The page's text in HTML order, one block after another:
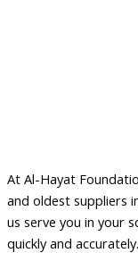
At Al-Hayat
and oldest suppliers
us serve you in your
quickly and accurately.